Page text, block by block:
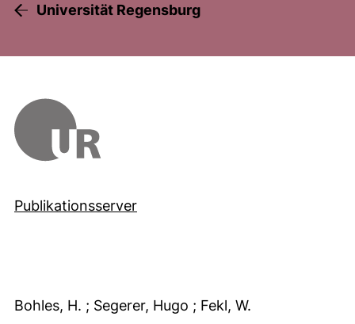
Universität Regensburg
Publikationsserver
Bohles, H. ; Segerer, Hugo ; Fekl, W.